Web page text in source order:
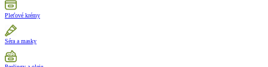
Pleťové krémy
Séra a masky